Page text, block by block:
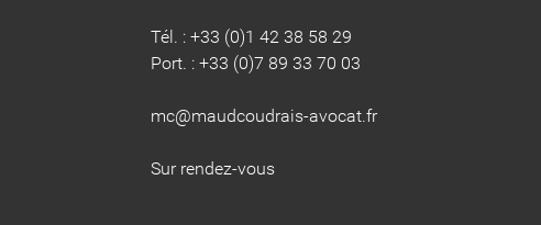
Tél. : +33 (0)1 42 38 58 29
Port. : +33 (0)7 89 33 70 03
​​​​mc@maudcoudrais-avocat.fr
​​​​​​​Sur rendez-vous